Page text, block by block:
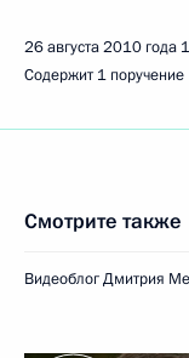
26 августа 2010 года
Содержит 1 поручение
Смотрите также
Видеоблог Дмитрия